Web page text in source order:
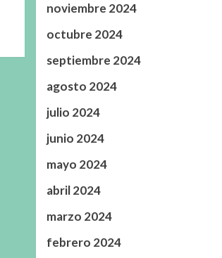
noviembre 2024
octubre 2024
septiembre 2024
agosto 2024
julio 2024
junio 2024
mayo 2024
abril 2024
marzo 2024
febrero 2024